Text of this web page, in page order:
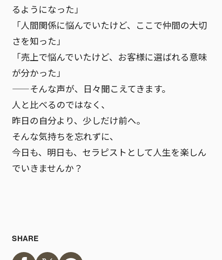
るようになった」
「人間関係に悩んでいたけど、ここで仲間の大切
さを知った」
「売上で悩んでいたけど、お客様に選ばれる意味
が分かった」
——そんな声が、日々聞こえてきます。
人と比べるのではなく、
昨日の自分より、少しだけ前へ。
そんな気持ちを忘れずに、
今日も、明日も、セラピストとして人生を楽しん
でいきませんか？
SHARE